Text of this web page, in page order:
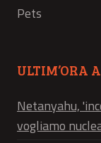
Pets
ULTIM’ORA
Netanyahu,
vogliamo